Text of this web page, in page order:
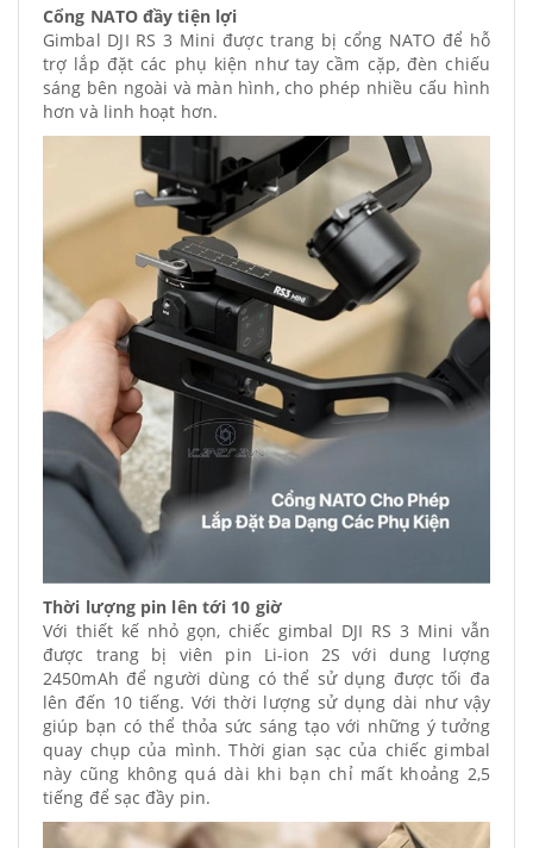
Cổng NATO đầy tiện lợi
Gimbal DJI RS 3 Mini được trang bị cổng NATO để hỗ
trợ lắp đặt các phụ kiện như tay cầm cặp, đèn chiếu
sáng bên ngoài và màn hình, cho phép nhiều cấu hình
hơn và linh hoạt hơn.
Thời lượng pin lên tới 10 giờ
Với thiết kế nhỏ gọn, chiếc gimbal DJI RS 3 Mini vẫn
được trang bị viên pin Li-ion 2S với dung lượng
2450mAh để người dùng có thể sử dụng được tối đa
lên đến 10 tiếng. Với thời lượng sử dụng dài như vậy
giúp bạn có thể thỏa sức sáng tạo với những ý tưởng
quay chụp của mình. Thời gian sạc của chiếc gimbal
này cũng không quá dài khi bạn chỉ mất khoảng 2,5
tiếng để sạc đầy pin.